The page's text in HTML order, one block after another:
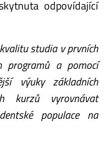
odpovídající
studia v prvních
programů a pomocí
výuky základních
kurzů vyrovnávat
populace na